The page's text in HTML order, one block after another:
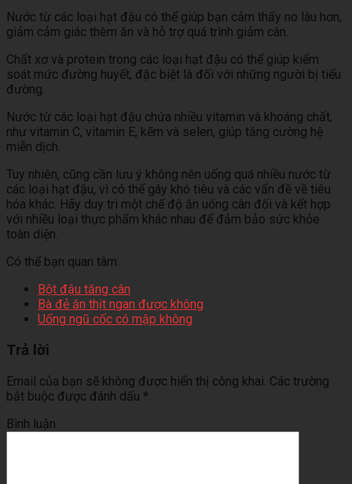
Nước từ các loại hạt đậu có thể giúp bạn cảm thấy no lâu hơn,
giảm cảm giác thèm ăn và hỗ trợ quá trình giảm cân.
Chất xơ và protein trong các loại hạt đậu có thể giúp kiểm
soát mức đường huyết, đặc biệt là đối với những người bị tiểu
đường.
Nước từ các loại hạt đậu chứa nhiều vitamin và khoáng chất,
như vitamin C, vitamin E, kẽm và selen, giúp tăng cường hệ
miễn dịch.
Tuy nhiên, cũng cần lưu ý không nên uống quá nhiều nước từ
các loại hạt đậu, vì có thể gây khó tiêu và các vấn đề về tiêu
hóa khác. Hãy duy trì một chế độ ăn uống cân đối và kết hợp
với nhiều loại thực phẩm khác nhau để đảm bảo sức khỏe
toàn diện.
Có thể bạn quan tâm:
Bột đậu tăng cân
Bà đẻ ăn thịt ngan được không
Uống ngũ cốc có mập không
Trả lời
Email của bạn sẽ không được hiển thị công khai. Các trường
bắt buộc được đánh dấu *
Bình luận